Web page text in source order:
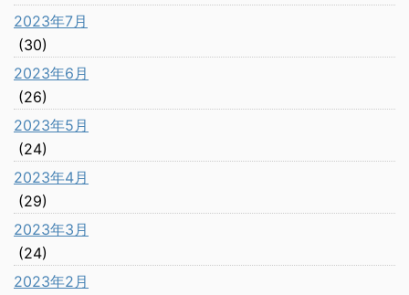
2023年7月
(30)
2023年6月
(26)
2023年5月
(24)
2023年4月
(29)
2023年3月
(24)
2023年2月